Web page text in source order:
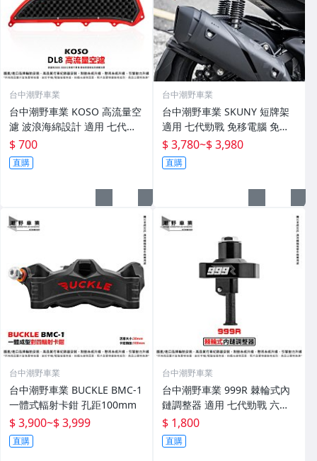
台中潮野車業
台中潮野車業 KOSO 高流量空
濾 波浪海綿設計 適用 七代勁
戰 CYGNUS X CYGNUS XR
$ 700
直購
台中潮野車業
台中潮野車業 SKUNY 短牌架
適用 七代勁戰 免移電腦 免換
線組
$ 3,780~$ 3,980
直購
台中潮野車業
台中潮野車業 BUCKLE BMC-1
一體式輻射卡鉗 孔距100mm
$ 3,900~$ 3,999
直購
台中潮野車業
台中潮野車業 999R 棘輪式內
鏈調整器 適用 七代勁戰 六代
勁戰 水冷BWS AUGUR FORCE
2.0 NMAX
$ 1,800
直購